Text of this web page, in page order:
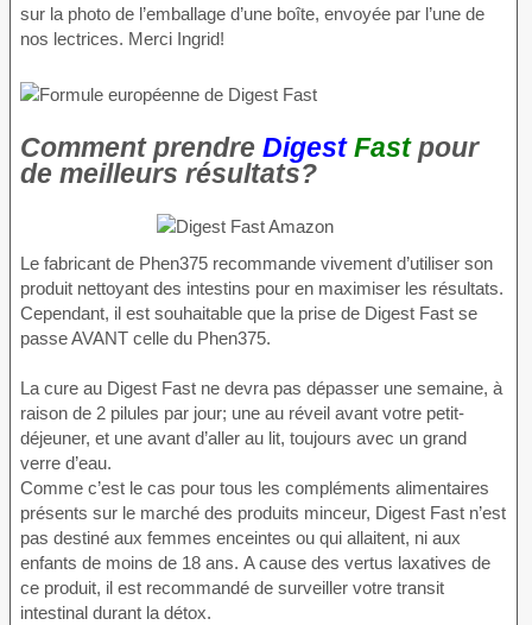
sur la photo de l’emballage d’une boîte, envoyée par l’une de
nos lectrices. Merci Ingrid!
Comment prendre Digest Fastpour
de meilleurs résultats?
Le fabricant de Phen375 recommande vivement d’utiliser son
produit nettoyant des intestins pour en maximiser les résultats.
Cependant, il est souhaitable que la prise de Digest Fast se
passe AVANT celle du Phen375.
La cure au Digest Fast ne devra pas dépasser une semaine, à
raison de 2 pilules par jour; une au réveil avant votre petit-
déjeuner, et une avant d’aller au lit, toujours avec un grand
verre d’eau.
Comme c’est le cas pour tous les compléments alimentaires
présents sur le marché des produits minceur, Digest Fast n’est
pas destiné aux femmes enceintes ou qui allaitent, ni aux
enfants de moins de 18 ans. A cause des vertus laxatives de
ce produit, il est recommandé de surveiller votre transit
intestinal durant la détox.